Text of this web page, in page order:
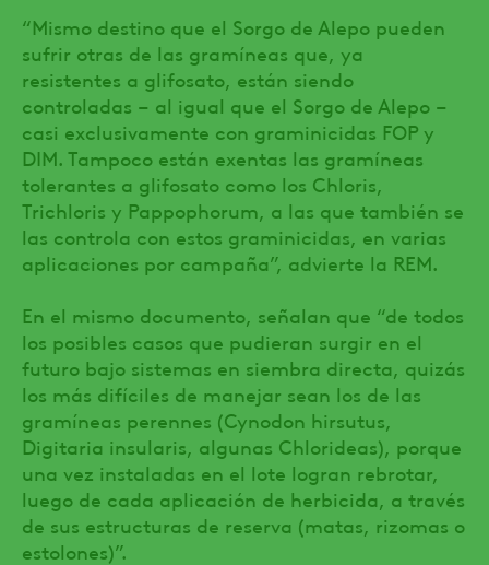
“Mismo destino que el Sorgo de Alepo pueden
sufrir otras de las gramíneas que, ya
resistentes a glifosato, están siendo
controladas – al igual que el Sorgo de Alepo –
casi exclusivamente con graminicidas FOP y
DIM. Tampoco están exentas las gramíneas
tolerantes a glifosato como los Chloris,
Trichloris y Pappophorum, a las que también se
las controla con estos graminicidas, en varias
aplicaciones por campaña”, advierte la REM.
En el mismo documento, señalan que “de todos
los posibles casos que pudieran surgir en el
futuro bajo sistemas en siembra directa, quizás
los más difíciles de manejar sean los de las
gramíneas perennes (Cynodon hirsutus,
Digitaria insularis, algunas Chlorideas), porque
una vez instaladas en el lote logran rebrotar,
luego de cada aplicación de herbicida, a través
de sus estructuras de reserva (matas, rizomas o
estolones)”.